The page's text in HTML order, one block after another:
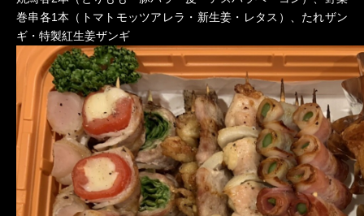
巻串各1本（トマトモッツアレラ・新生姜・レタス）、たれザン
ギ・特製紅生姜ザンギ